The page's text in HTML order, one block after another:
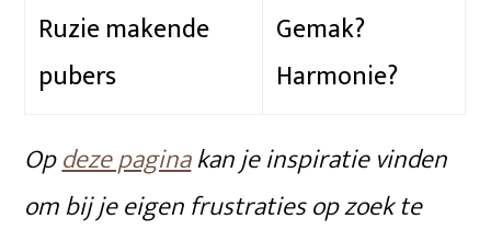
Ruzie makende
pubers
Gemak?
Harmonie?
Opdeze paginakan je inspiratie vinden
om bij je eigen frustraties op zoek te